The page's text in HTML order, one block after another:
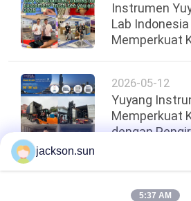
Instrumen
Lab Indonesia
Memperkuat
2026-05-12
Yuyang
Memperkuat
dengan
Atas
jackson.sun
5:37 AM